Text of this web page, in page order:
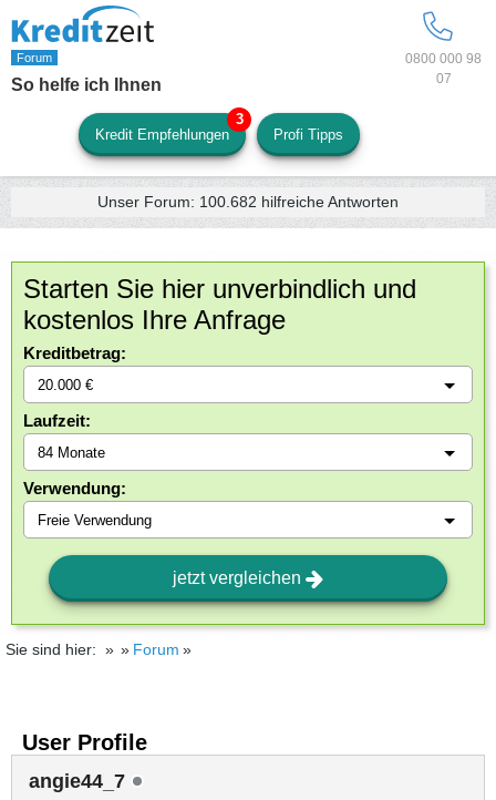
0800 000 98
07
So helfe ich Ihnen
Kredit Empfehlungen Profi Tipps
Unser Forum: 100.682 hilfreiche Antworten
Starten Sie hier unverbindlich und
kostenlos Ihre Anfrage
Kreditbetrag:
Laufzeit:
Verwendung:
jetzt vergleichen
Sie sind hier: Forum
User Profile
angie44_7